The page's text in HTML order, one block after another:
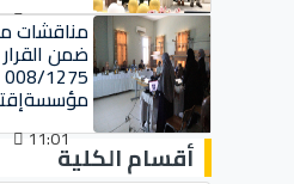
10:37
مناقشات
ضمن القرار
11:01أقسام الكلية